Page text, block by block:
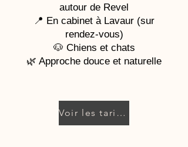
autour de Revel
📍 En cabinet à Lavaur (sur
rendez-vous)
🐶 Chiens et chats
🌿 Approche douce et naturelle
Voir les tarifs et réserver un créneau